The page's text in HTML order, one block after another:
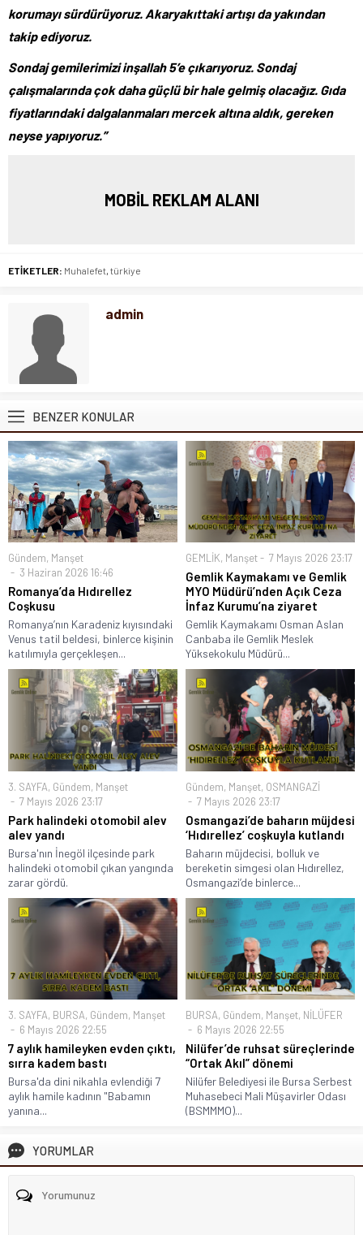
korumayı sürdürüyoruz. Akaryakıttaki artışı da yakından
takip ediyoruz.
Sondaj gemilerimizi inşallah 5’e çıkarıyoruz. Sondaj
çalışmalarında çok daha güçlü bir hale gelmiş olacağız. Gıda
fiyatlarındaki dalgalanmaları mercek altına aldık, gereken
neyse yapıyoruz.”
MOBİL REKLAM ALANI
ETİKETLER: Muhalefet türkiye
admin
BENZER KONULAR
Gündem, Manşet
3 Haziran 2026 16:46
Romanya’da Hıdırellez
Coşkusu
Romanya’nın Karadeniz kıyısındaki
Venus tatil beldesi, binlerce kişinin
katılımıyla gerçekleşen...
GEMLİK, Manşet 7 Mayıs 2026 23:17
Gemlik Kaymakamı ve Gemlik
MYO Müdürü’nden Açık Ceza
İnfaz Kurumu’na ziyaret
Gemlik Kaymakamı Osman Aslan
Canbaba ile Gemlik Meslek
Yüksekokulu Müdürü...
3. SAYFA, Gündem, Manşet
7 Mayıs 2026 23:17
Park halindeki otomobil alev
alev yandı
Bursa'nın İnegöl ilçesinde park
halindeki otomobil çıkan yangında
zarar gördü.
Gündem, Manşet, OSMANGAZİ
7 Mayıs 2026 23:17
Osmangazi’de baharın müjdesi
‘Hıdırellez’ coşkuyla kutlandı
Baharın müjdecisi, bolluk ve
bereketin simgesi olan Hıdırellez,
Osmangazi’de binlerce...
3. SAYFA, BURSA, Gündem, Manşet
6 Mayıs 2026 22:55
7 aylık hamileyken evden çıktı,
sırra kadem bastı
Bursa'da dini nikahla evlendiği 7
aylık hamile kadının "Babamın
yanına...
BURSA, Gündem, Manşet, NİLÜFER
6 Mayıs 2026 22:55
Nilüfer’de ruhsat süreçlerinde
“Ortak Akıl” dönemi
Nilüfer Belediyesi ile Bursa Serbest
Muhasebeci Mali Müşavirler Odası
(BSMMMO)...
YORUMLAR